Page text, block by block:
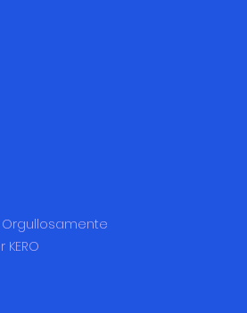
Orgullosamente